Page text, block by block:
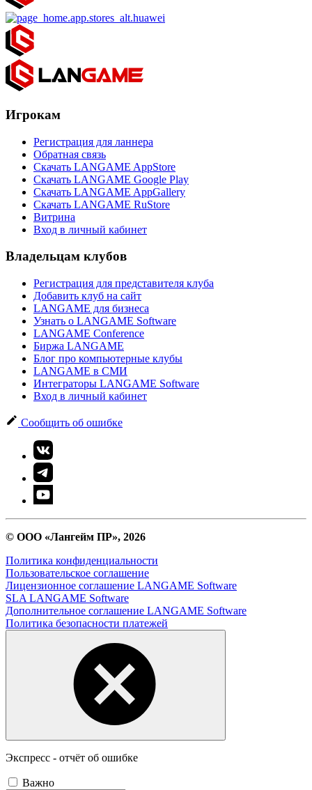
Игрокам
Регистрация для ланнера
Обратная связь
Скачать LANGAME AppStore
Скачать LANGAME Google Play
Скачать LANGAME AppGallery
Скачать LANGAME RuStore
Витрина
Вход в личный кабинет
Владельцам клубов
Регистрация для представителя клуба
Добавить клуб на сайт
LANGAME для бизнеса
Узнать о LANGAME Software
LANGAME Conference
Биржа LANGAME
Блог про компьютерные клубы
LANGAME в СМИ
Интеграторы LANGAME Software
Вход в личный кабинет
Сообщить об ошибке
© ООО «Лангейм ПР», 2026
Политика конфиденциальности
Пользовательское соглашение
Лицензионное соглашение LANGAME Software
SLA LANGAME Software
Дополнительное соглашение LANGAME Software
Политика безопасности платежей
Экспресс - отчёт об ошибке
Важно